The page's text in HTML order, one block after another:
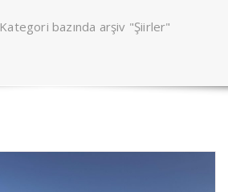
Kategori bazında arşiv "Şiirler"